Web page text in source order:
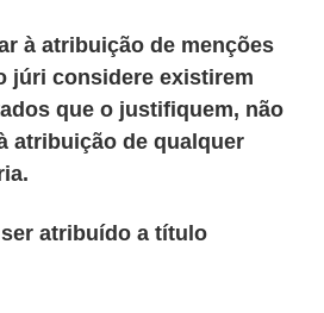
à atribuição de menções
júri considere existirem
que o justifiquem, não
atribuição de qualquer
atribuído a título